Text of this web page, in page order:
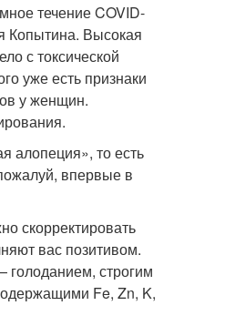
течение COVID-
Копытина. Высокая
с токсической
уже есть признаки
у женщин.
алопеция», то есть
впервые в
скорректировать
вас позитивом.
строгим
Fe, Zn, K,